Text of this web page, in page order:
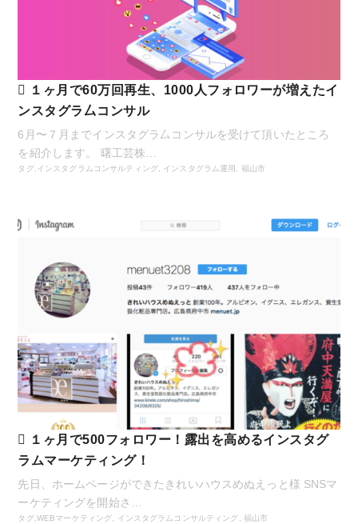
１ヶ月で60万回再生、1000人フォロワーが増えたイ
ンスタグラ厶コンサル
6月〜７月までインスタグラ厶コンサルを受けて頂いたところ
を紹介します。 曙工芸株…
タグ, インスタグラムコンサルティング, インスタグラム運用 福山市
１ヶ月で500フォロワー！露出を高めるインスタグ
ラムマーケティング！
先日、ホームページができたきれいハウスめぬえっと様 SNSマ
ーケティングを開始さ…
タグ,WEBマーケティング, インスタグラムコンサルティング, 福山市